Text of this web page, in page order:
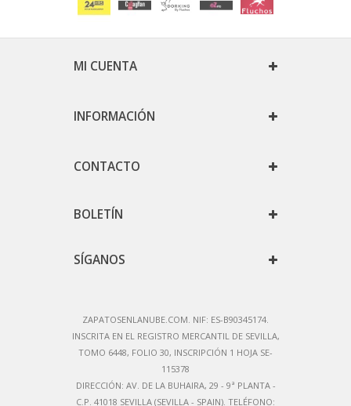
MI CUENTA
INFORMACIÓN
CONTACTO
BOLETÍN
SÍGANOS
ZAPATOSENLANUBE.COM. NIF: ES-B90345174.
INSCRITA EN EL REGISTRO MERCANTIL DE SEVILLA,
TOMO 6448, FOLIO 30, INSCRIPCIÓN 1 HOJA SE-
115378
DIRECCIÓN: AV. DE LA BUHAIRA, 29 - 9ª PLANTA -
C.P. 41018 SEVILLA (SEVILLA - SPAIN). TELÉFONO: